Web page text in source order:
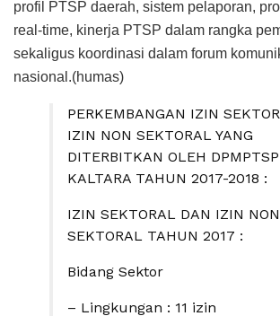
profil PTSP daerah, sistem pelaporan,
real-time, kinerja PTSP dalam rangka
sekaligus koordinasi dalam forum
nasional.(humas)
PERKEMBANGAN IZIN
IZIN NON SEKTORAL YANG
DITERBITKAN OLEH
KALTARA TAHUN 2017-2018 :
IZIN SEKTORAL DAN IZIN NON
SEKTORAL TAHUN 2017 :
Bidang Sektor
– Lingkungan : 11 izin